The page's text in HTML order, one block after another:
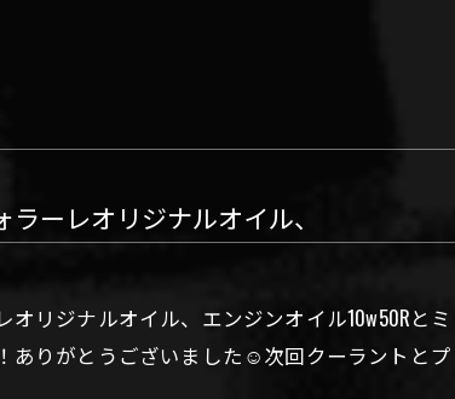
ーレオリジナルオイル、
オリジナルオイル、エンジンオイル10w50Rと
ありがとうございました☺️次回クーラントと